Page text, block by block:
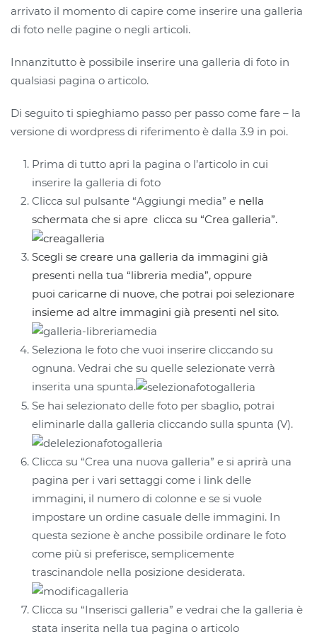
arrivato il momento di capire come inserire una galleria
di foto nelle pagine o negli articoli.
Innanzitutto è possibile inserire una galleria di foto in
qualsiasi pagina o articolo.
Di seguito ti spieghiamo passo per passo come fare – la
versione di wordpress di riferimento è dalla 3.9 in poi.
Prima di tutto apri la pagina o l’articolo in cui
inserire la galleria di foto
Clicca sul pulsante “Aggiungi media” e nella
schermata che si apre clicca su “Crea galleria”.
Scegli se creare una galleria da immagini già
presenti nella tua “libreria media”, oppure
puoi caricarne di nuove, che potrai poi selezionare
insieme ad altre immagini già presenti nel sito.
Seleziona le foto che vuoi inserire cliccando su
ognuna. Vedrai che su quelle selezionate verrà
inserita una spunta.
Se hai selezionato delle foto per sbaglio, potrai
eliminarle dalla galleria cliccando sulla spunta (V).
Clicca su “Crea una nuova galleria” e si aprirà una
pagina per i vari settaggi come i link delle
immagini, il numero di colonne e se si vuole
impostare un ordine casuale delle immagini. In
questa sezione è anche possibile ordinare le foto
come più si preferisce, semplicemente
trascinandole nella posizione desiderata.
Clicca su “Inserisci galleria” e vedrai che la galleria è
stata inserita nella tua pagina o articolo